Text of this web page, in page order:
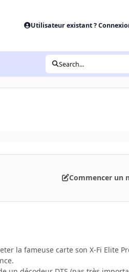
Utilisateur existant ?
Search...
Commencer un
la fameuse carte son X-Fi Elite